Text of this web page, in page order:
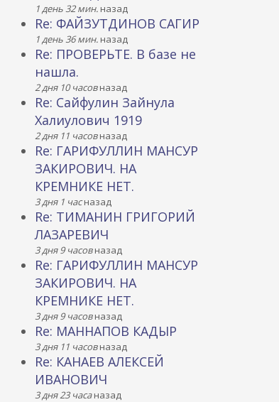
1 день 32 мин.назад
Re: ФАЙЗУТДИНОВ САГИР
1 день 36 мин.назад
Re: ПРОВЕРЬТЕ. В базе не
нашла.
2 дня 10 часовназад
Re: Сайфулин Зайнула
Халиулович 1919
2 дня 11 часовназад
Re: ГАРИФУЛЛИН МАНСУР
ЗАКИРОВИЧ. НА
КРЕМНИКЕ НЕТ.
3 дня 1 часназад
Re: ТИМАНИН ГРИГОРИЙ
ЛАЗАРЕВИЧ
3 дня 9 часовназад
Re: ГАРИФУЛЛИН МАНСУР
ЗАКИРОВИЧ. НА
КРЕМНИКЕ НЕТ.
3 дня 9 часовназад
Re: МАННАПОВ КАДЫР
3 дня 11 часовназад
Re: КАНАЕВ АЛЕКСЕЙ
ИВАНОВИЧ
3 дня 23 часаназад